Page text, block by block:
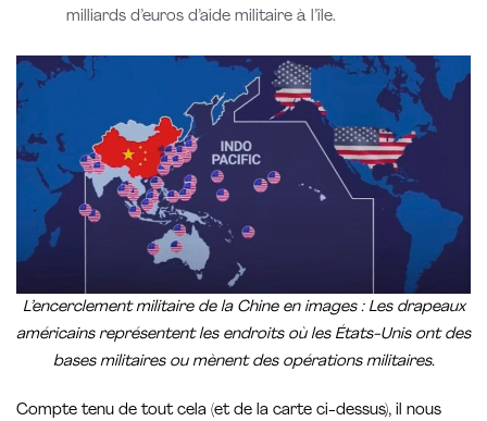
milliards d’euros d’aide militaire à l’île.
L’encerclement militaire de la Chine en images : Les drapeaux
américains représentent les endroits où les États-Unis ont des
bases militaires ou mènent des opérations militaires.
Compte tenu de tout cela (et de la carte ci-dessus), il nous